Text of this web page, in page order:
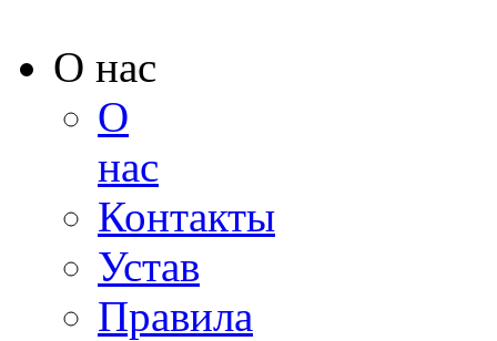
О нас
О
нас
Контакты
Устав
Правила